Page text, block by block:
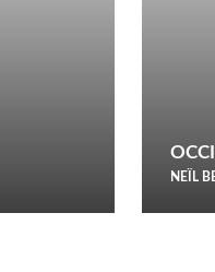
NEÏL